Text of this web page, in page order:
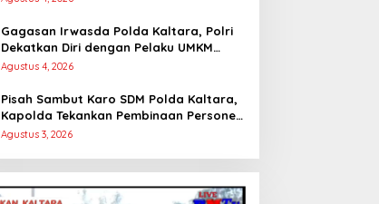
Gagasan Irwasda Polda Kaltara, Polri
Dekatkan Diri dengan Pelaku UMKM
Lewat Sosialisasi dan Workshop Digital
Agustus 4, 2026
Pisah Sambut Karo SDM Polda Kaltara,
Kapolda Tekankan Pembinaan Personel
yang Objektif dan Berkeadilan
Agustus 3, 2026